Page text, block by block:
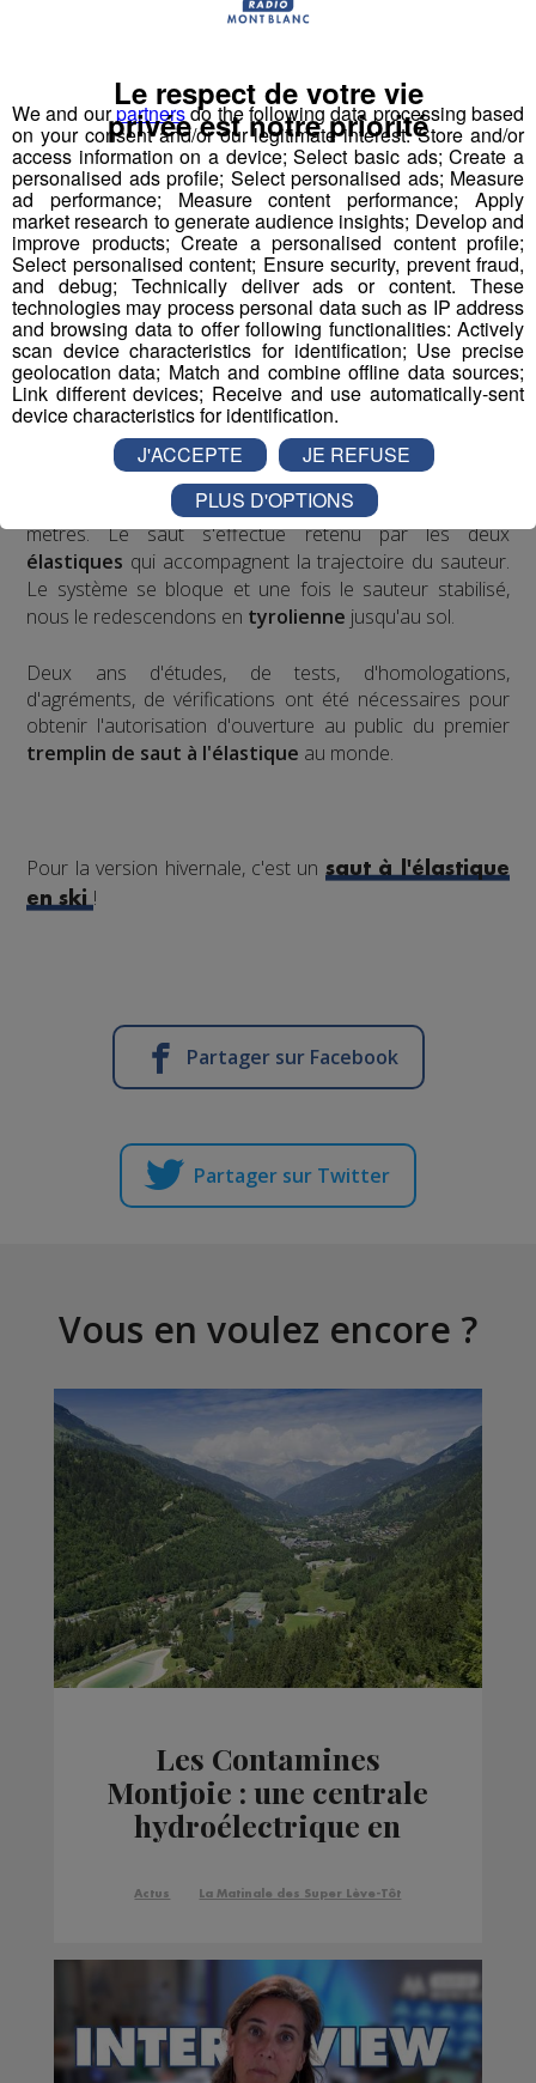
anglaise dusaut à l'élastique ("bungee" ou "bungy")
auquel s'ajoute le "ride" du mouvement et de la liberté,
avec au milieu le "J" de Jeff, son inventeur.
Écoutez l'interview de son créateur ⬇
mp3
Vous l'avez compris, leBun J Ridecombine les
techniques dusaut de tremplin, du saut à l'élastique
et de latyrolienne. Le sauteur est équipé à la taille d'un
harnais relié, de chaque côté, à deux
. Placé en haut dutremplinsur l'accessoire
d'envol de son choix, le sauteur effectue une prise d'élan
d'environ 30 mètres qui débouche sur un vide de 40
mètres. Le saut s'effectue retenu par les deux
élastiques qui accompagnent la trajectoire du sauteur.
Le système se bloque et une fois le sauteur stabilisé,
nous le redescendons en tyrolienne jusqu'au sol.
​Deux ans d'études, de tests, d'homologations,
d'agréments, de vérifications ont été nécessaires pour
obtenir l'autorisation d'ouverture au public du premier
tremplin de saut à l'élastique au monde.
Pour la version hivernale, c'est un saut à l'élastique
en ski !
Partager sur Facebook
Partager sur Twitter
Vous en voulez encore ?
Les Contamines
Montjoie : une centrale
hydroélectrique en
Actus La Matinale des Super Lève-Tôt
We and ourpartnersdo the following data processing based
on your consent and/or our legitimate interest: Store and/or
access information on a device; Select basic ads; Create a
personalised ads profile; Select personalised ads; Measure
ad performance; Measure content performance; Apply
market research to generate audience insights; Develop and
improve products; Create a personalised content profile;
Select personalised content; Ensure security, prevent fraud,
and debug; Technically deliver ads or content. These
technologies may process personal data such as IP address
and browsing data to offer following functionalities: Actively
scan device characteristics for identification; Use precise
geolocation data; Match and combine offline data sources;
Link different devices; Receive and use automatically-sent
device characteristics for identification.
Le respect de votre vie
privée est notre priorité
J'ACCEPTE
JE REFUSE
PLUS D'OPTIONS